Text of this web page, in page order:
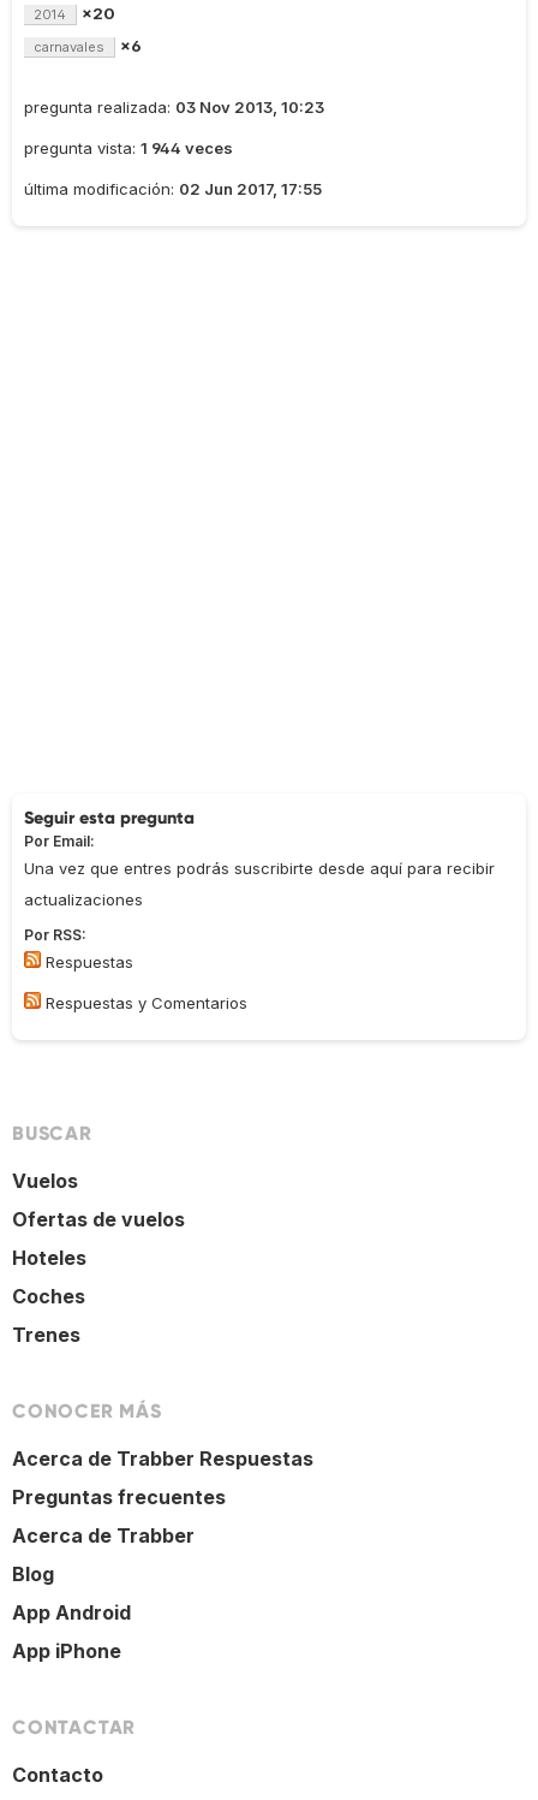
2014 ×20
carnavales ×6
pregunta realizada: 03 Nov 2013, 10:23
pregunta vista: 1 944 veces
última modificación: 02 Jun 2017, 17:55
Seguir esta pregunta
Por Email:
Una vez que entres podrás suscribirte desde aquí para recibir
actualizaciones
Por RSS:
Respuestas
Respuestas y Comentarios
BUSCAR
Vuelos
Ofertas de vuelos
Hoteles
Coches
Trenes
CONOCER MÁS
Acerca de Trabber Respuestas
Preguntas frecuentes
Acerca de Trabber
Blog
App Android
App iPhone
CONTACTAR
Contacto